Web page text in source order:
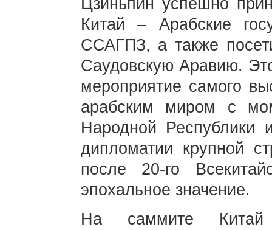
Цзиньпин успешно
Китай – Арабские
ССАГПЗ, а также
Саудовскую Аравию.
мероприятие самого
арабским миром с
Народной
дипломатии крупной
после 20-го
эпохальное значение.
На саммите Китай